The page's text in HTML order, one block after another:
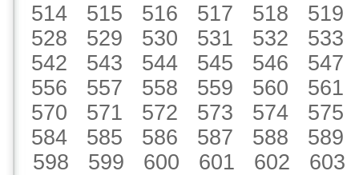
514
515 516 517 518
519
528
529 530 531 532
533
542
543 544 545 546
547
556
557 558 559 560
561
570
571 572 573 574
575
584
585 586 587 588
589
598
599 600 601 602 603